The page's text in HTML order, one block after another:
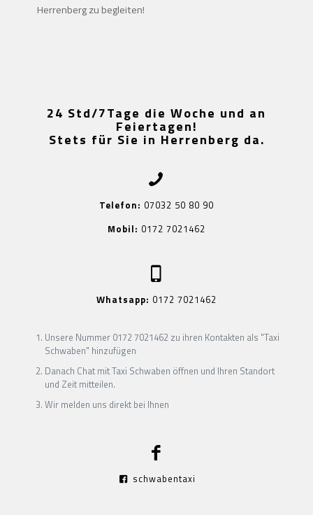
Herrenberg zu begleiten!
24 Std/7Tage die Woche und an
Feiertagen!
Stets für Sie in Herrenberg da.
Telefon: 07032 50 80 90
Mobil: 0172 7021462
Whatsapp: 0172 7021462
Unsere Nummer 0172 7021462 zu ihren Kontakten als "Taxi
Schwaben" hinzufügen
Danach Chat mit Taxi Schwaben öffnen und Ihren Standort
und Zeit mitteilen.
Wir melden uns direkt bei Ihnen
schwabentaxi